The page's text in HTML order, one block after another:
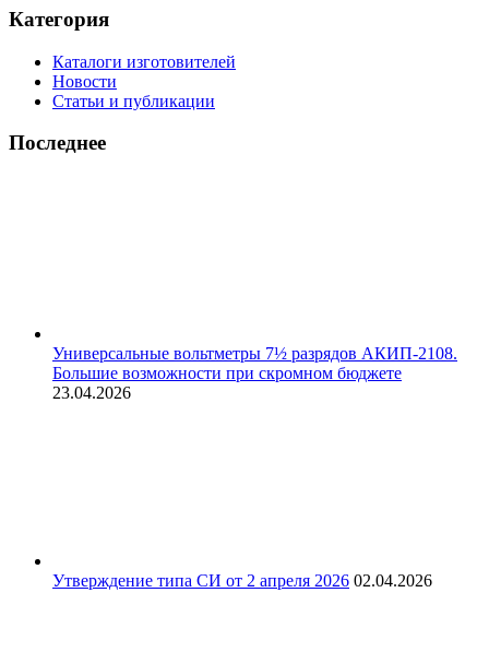
Категория
Каталоги изготовителей
Новости
Статьи и публикации
Последнее
Универсальные вольтметры 7½ разрядов АКИП-2108.
Большие возможности при скромном бюджете
23.04.2026
Утверждение типа СИ от 2 апреля 2026 02.04.2026